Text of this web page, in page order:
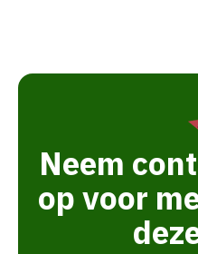
Neem
op voor